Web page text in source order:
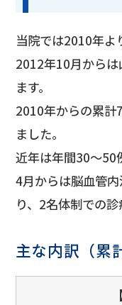
当院では2010年よ
2012年10月から
ます。
2010年からの累計
ました。
近年は年間30～50
4月からは脳血管
り、2名体制での診
主な内訳（累